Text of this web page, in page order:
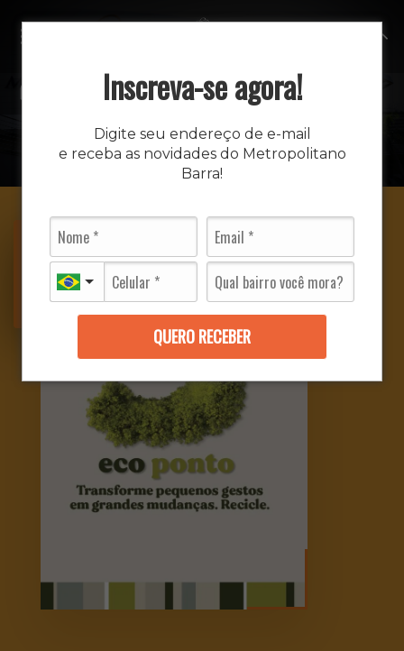
Inscreva-se agora!
Digite seu endereço de e-mail
e receba as novidades do Metropolitano
Barra!
QUERO RECEBER
DETALHES DO EVENTO
INÍCIO EVENTOS EVENTO
31/03 a
30/04